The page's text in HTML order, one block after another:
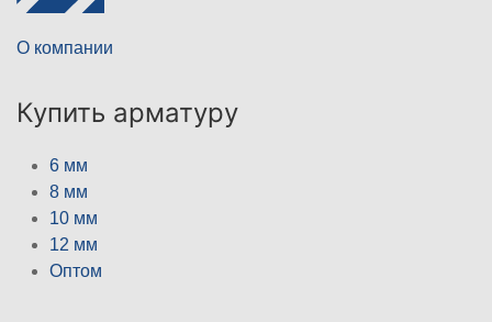
О компании
Купить арматуру
6 мм
8 мм
10 мм
12 мм
Оптом